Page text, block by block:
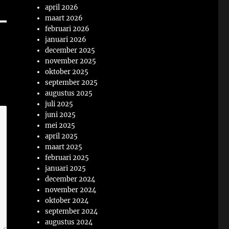
april 2026
maart 2026
februari 2026
januari 2026
december 2025
november 2025
oktober 2025
september 2025
augustus 2025
juli 2025
juni 2025
mei 2025
april 2025
maart 2025
februari 2025
januari 2025
december 2024
november 2024
oktober 2024
september 2024
augustus 2024